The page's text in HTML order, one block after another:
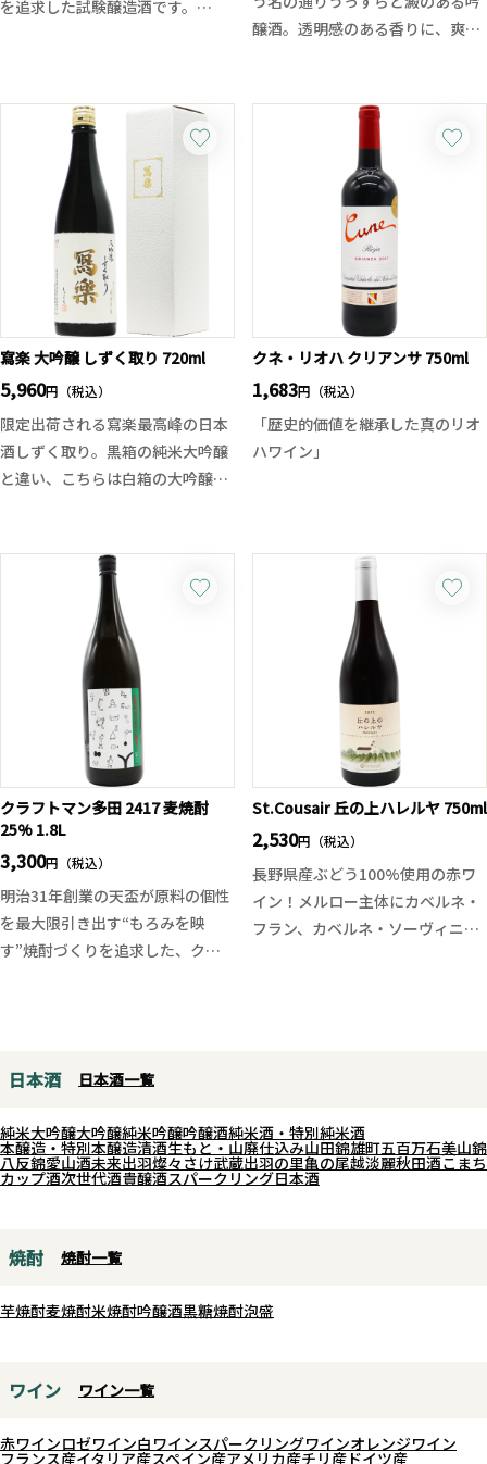
を追求した試験醸造酒です。
れています。穏やかな甘みと爽や
かな酸味、そして軽快なキレが心
地よく、飲み疲れしないモダンな
純米酒です。
よく冷やしてお楽しみいただくこ
とで、吟さやかが持つ軽やかな個
性と、次世代の酒造りへの挑戦を
感じられる一本です。
醸酒。透明感のある香りに、爽快
酒質です。朝靄のような幻想的な
色合いにきめ細やかな味わいは是
非冷やしてお楽しみください。ス
ッキリ辛口ながらも米の旨味があ
るように感じます。一回火入れの
商品となります。
寫楽 大吟醸 しずく取り 720ml
5,960円（税込）
限定出荷される寫楽最高峰の日本
酒しずく取り。黒箱の純米大吟醸
と違い、こちらは白箱の大吟醸で
中、醪から一滴一滴時間と手間の
かかるしずく取りで仕込まれた大
吟醸。上品で繊細な風味、吟醸香
も素晴らしく、果実の様に瑞々し
く1ランク上の味わいは飲み手を
別の世界へと誘ってくれます。味
わいの秘密は、急冷火入れ低温貯
蔵。上品で繊細な風味を損なうこ
となく瓶詰されてあります。
※お一人様一回のご注文につき1
本のみの販売となっております。
ご了承ください。一回のご注文と
は、ご注文頂き商品がお客様の手
元に届くまでを一回とさせて頂い
ております。
クネ・リオハ クリアンサ 750ml
1,683円（税込）
「歴史的価値を継承した真のリオ
ハワイン」
は醸造家チームのほとんどが女性
で構成されています。1879年創立
当初、ワインラベルに社名
「CVNE」と印刷するところを、
印刷会社の単純なスペルミスで誤
って「CUNE」と印刷されてしま
いました。しかし、創設者のレア
ル・デ・アスア兄弟はこれを大変
気に入り、C.V.N.E.社の最初のブラ
ンド「Cuneクネ」が誕生しまし
た。以来、C.V.N.E.社は「クネ」
アメリカンオーク樽で12ヵ月熟成
されたこのワイン、口当たりはエ
クラフトマン多田 2417 麦焼酎
25% 1.8L
3,300円（税込）
明治31年創業の天盃が原料の個性
を最大限引き出す“もろみを映
す”焼酎づくりを追求した、クラ
届けたい」という想いで、父から
合させ、全体設計を一新。
大麦の上品な香ばしさ、ふくよか
も、一杯で“焼酎の新しい表情”を
余韻には柔らかな甘みと穀物のミ
す。麦焼酎の未来と可能性を体現
な一本に仕上がっております。
St.Cousair 丘の上ハレルヤ 750ml
2,530円（税込）
長野県産ぶどう100%使用の赤ワ
イン！メルロー主体にカベルネ・
フラン、カベルネ・ソーヴィニヨ
滑らかで、酸とタンニンのバラン
スが良く、赤ワインとしての満足
が魅力的な一本です。
日本酒 日本酒一覧
純米大吟醸大吟醸純米吟醸吟醸酒純米酒・特別純米酒
本醸造・特別本醸造清酒生もと・山廃仕込み山田錦雄町五百万石美山錦
八反錦愛山酒未来出羽燦々 さけ武蔵出羽の里亀の尾越淡麗秋田酒こまち
カップ酒次世代酒貴醸酒スパークリング日本酒
焼酎 焼酎一覧
芋焼酎麦焼酎米焼酎吟醸酒黒糖焼酎泡盛
ワイン ワイン一覧
赤ワインロゼワイン白ワインスパークリングワインオレンジワイン
フランス産イタリア産スペイン産アメリカ産チリ産 ドイツ産